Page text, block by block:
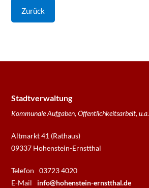
Zurück
Stadtverwaltung
Kommunale Aufgaben, Öffentlichkeitsarbeit, u.a.
Altmarkt 41 (Rathaus)
09337 Hohenstein-Ernstthal
Telefon
03723 4020
E-Mail
info@hohenstein-ernstthal.de